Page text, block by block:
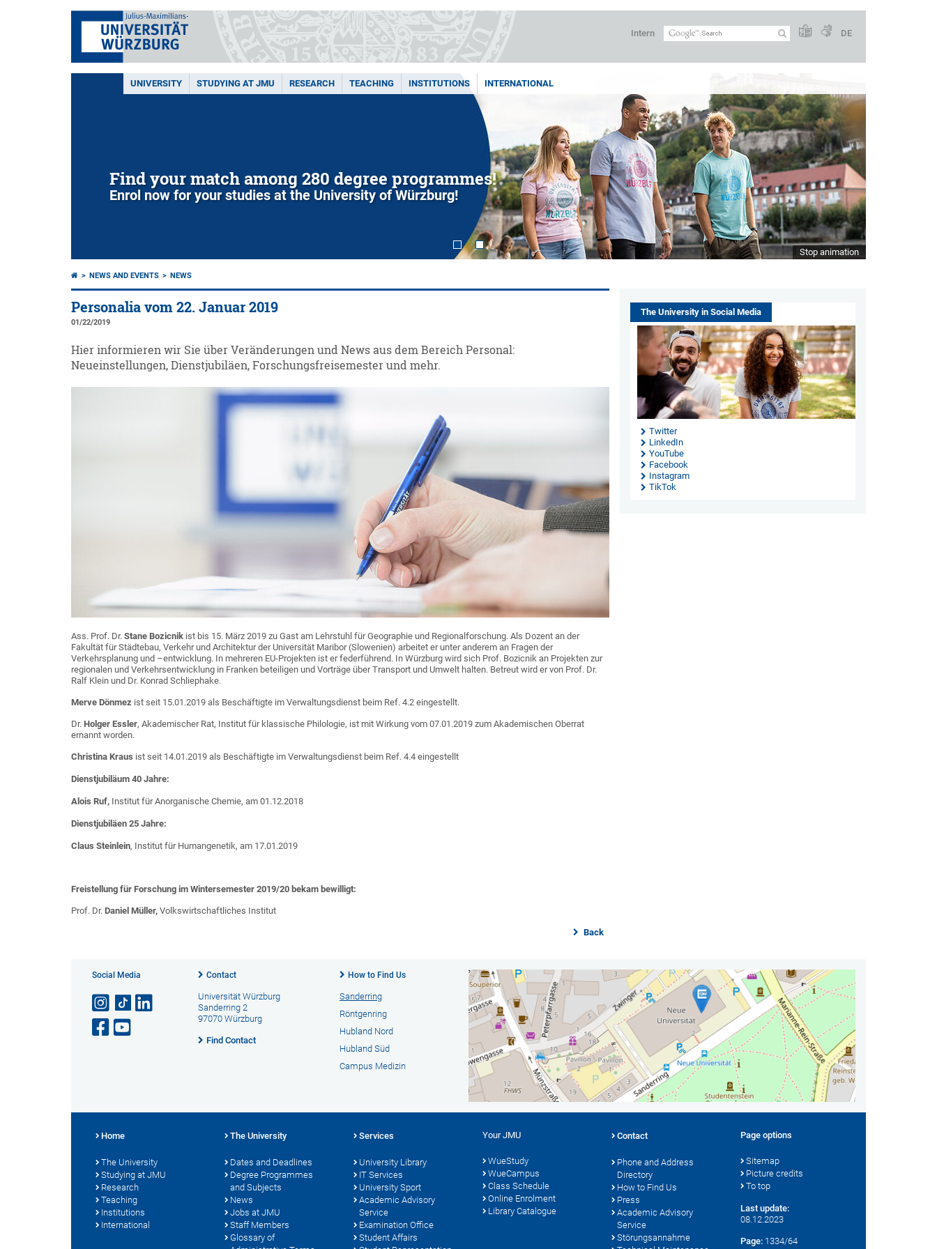
Intern DE
UNIVERSITY STUDYING AT JMU RESEARCH TEACHING INSTITUTIONS INTERNATIONAL
Find your match among 280 degree programmes!
Enrol now for your studies at the University of Würzburg!
Stop animation
NEWS AND EVENTS NEWS
Personalia vom 22. Januar 2019
01/22/2019
Hier informieren wir Sie über Veränderungen und News aus dem Bereich Personal:
Neueinstellungen, Dienstjubiläen, Forschungsfreisemester und mehr.
Ass. Prof. Dr. Stane Bozicnik ist bis 15. März 2019 zu Gast am Lehrstuhl für Geographie und Regionalforschung. Als Dozent an der
Fakultät für Städtebau, Verkehr und Architektur der Universität Maribor (Slowenien) arbeitet er unter anderem an Fragen der
Verkehrsplanung und –entwicklung. In mehreren EU-Projekten ist er federführend. In Würzburg wird sich Prof. Bozicnik an Projekten zur
regionalen und Verkehrsentwicklung in Franken beteiligen und Vorträge über Transport und Umwelt halten. Betreut wird er von Prof. Dr.
Ralf Klein und Dr. Konrad Schliephake.
Merve Dönmez ist seit 15.01.2019 als Beschäftigte im Verwaltungsdienst beim Ref. 4.2 eingestellt.
Dr. Holger Essler, Akademischer Rat, Institut für klassische Philologie, ist mit Wirkung vom 07.01.2019 zum Akademischen Oberrat
ernannt worden.
Christina Kraus ist seit 14.01.2019 als Beschäftigte im Verwaltungsdienst beim Ref. 4.4 eingestellt
Dienstjubiläum 40 Jahre:
Alois Ruf, Institut für Anorganische Chemie, am 01.12.2018
Dienstjubiläen 25 Jahre:
Claus Steinlein, Institut für Humangenetik, am 17.01.2019
Freistellung für Forschung im Wintersemester 2019/20 bekam bewilligt:
Prof. Dr. Daniel Müller, Volkswirtschaftliches Institut
Back
The University in Social Media
Twitter
LinkedIn
YouTube
Facebook
Instagram
TikTok
Social Media Contact
Universität Würzburg
Sanderring 2
97070 Würzburg
Find Contact
How to Find Us
Sanderring
Röntgenring
Hubland Nord
Hubland Süd
Campus Medizin
Home
The University
Studying at JMU
Research
Teaching
Institutions
International
The University
Dates and Deadlines
Degree Programmes
and Subjects
News
Jobs at JMU
Staff Members
Glossary of
Services
University Library
IT Services
University Sport
Academic Advisory
Service
Examination Office
Student Affairs
Your JMU
WueStudy
WueCampus
Class Schedule
Online Enrolment
Library Catalogue
Contact
Phone and Address
Directory
How to Find Us
Press
Academic Advisory
Service
Störungsannahme
Page options
Sitemap
Picture credits
To top
Last update:
08.12.2023
Page: 1334/64